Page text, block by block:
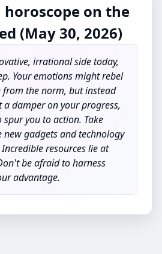
horoscope on the
(May 30, 2026)
irrational side today,
Your emotions might rebel
the norm, but instead
damper on your progress,
you to action. Take
new gadgets and technology
resources lie at
be afraid to harness
advantage.